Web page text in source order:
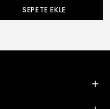
SEPETE EKLE